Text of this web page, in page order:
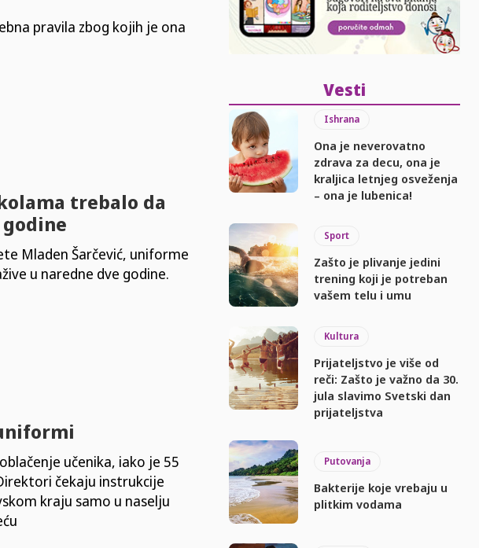
pravila zbog kojih je ona
trebalo da
Mladen Šarčević, uniforme
u naredne dve godine.
učenika, iako je 55
čekaju instrukcije
kraju samo u naselju
Vesti
Ishrana
Ona je neverovatno
zdrava za decu, ona je
kraljica letnjeg osveženja
– ona je lubenica!
Sport
Zašto je plivanje jedini
trening koji je potreban
vašem telu i umu
Kultura
Prijateljstvo je više od
reči: Zašto je važno da 30.
jula slavimo Svetski dan
prijateljstva
Putovanja
Bakterije koje vrebaju u
plitkim vodama